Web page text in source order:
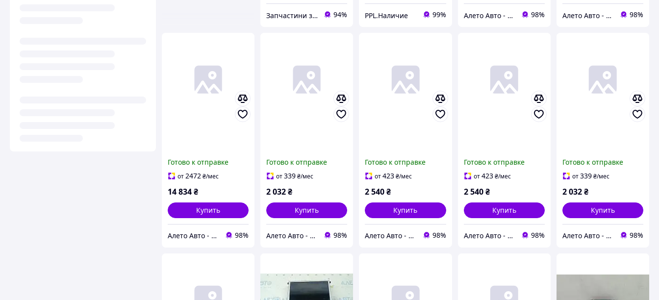
Запчастини з Європи і США 94% PPL.Наличие 99% Алето Авто - запчасти на авто из США 98% Алето Авто - запчасти на авто из США 98%
Готово к отправке
от 2472 ₴/мес
14 834₴
Купить
Алето Авто - запчасти на авто из США 98%
Готово к отправке
от339₴/мес
2 032₴
Купить
Алето Авто - запчасти на авто из США 98%
Готово к отправке
от423₴/мес
2 540₴
Купить
Алето Авто - запчасти на авто из США 98%
Готово к отправке
от423 ₴/мес
2 540 ₴
Купить
Алето Авто - запчасти на авто из США 98%
Готово к отправке
от339₴/мес
2 032₴
Купить
Алето Авто - запчасти на авто из США 98%